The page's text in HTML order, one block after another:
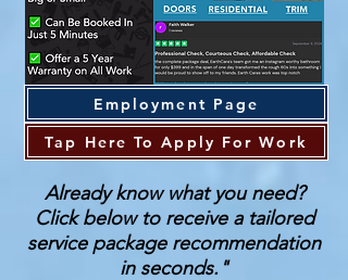
Employment Page
Tap Here To Apply For Work
Already know what you need?
Click below to receive a tailored
service package recommendation
in seconds."